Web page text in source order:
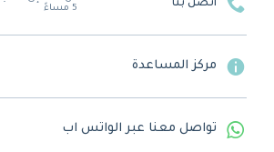
اتصل بنا
5 مساءً
مركز المساعدة
تواصل معنا عبر الواتس اب